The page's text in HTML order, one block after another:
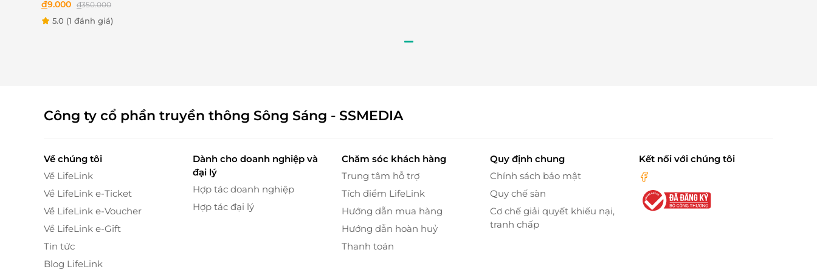
lỏng cơ thể, đánh thức mọi giác quan. Những động tác massage nhẹ nhàng, kết hợp cùng tinh
dầu thơm dịu sẽ xoa dịu mọi căng thẳng, đưa bạn vào trạng thái thư thái, dễ chịu nhất.
ưu đãi trải nghiệm dịch
vụ Triệt lông nách hoặc
đ9.000 đ350.000
5.0 (1 đánh giá)
Công ty cổ phần truyền thông Sông Sáng - SSMEDIA
Về chúng tôi
Về LifeLink
Về LifeLink e-Ticket
Về LifeLink e-Voucher
Về LifeLink e-Gift
Tin tức
Blog LifeLink
Dành cho doanh nghiệp và
đại lý
Hợp tác doanh nghiệp
Hợp tác đại lý
Chăm sóc khách hàng
Trung tâm hỗ trợ
Tích điểm LifeLink
Hướng dẫn mua hàng
Hướng dẫn hoàn huỷ
Thanh toán
Quy định chung
Chính sách bảo mật
Quy chế sàn
Cơ chế giải quyết khiếu nại,
tranh chấp
Kết nối với chúng tôi